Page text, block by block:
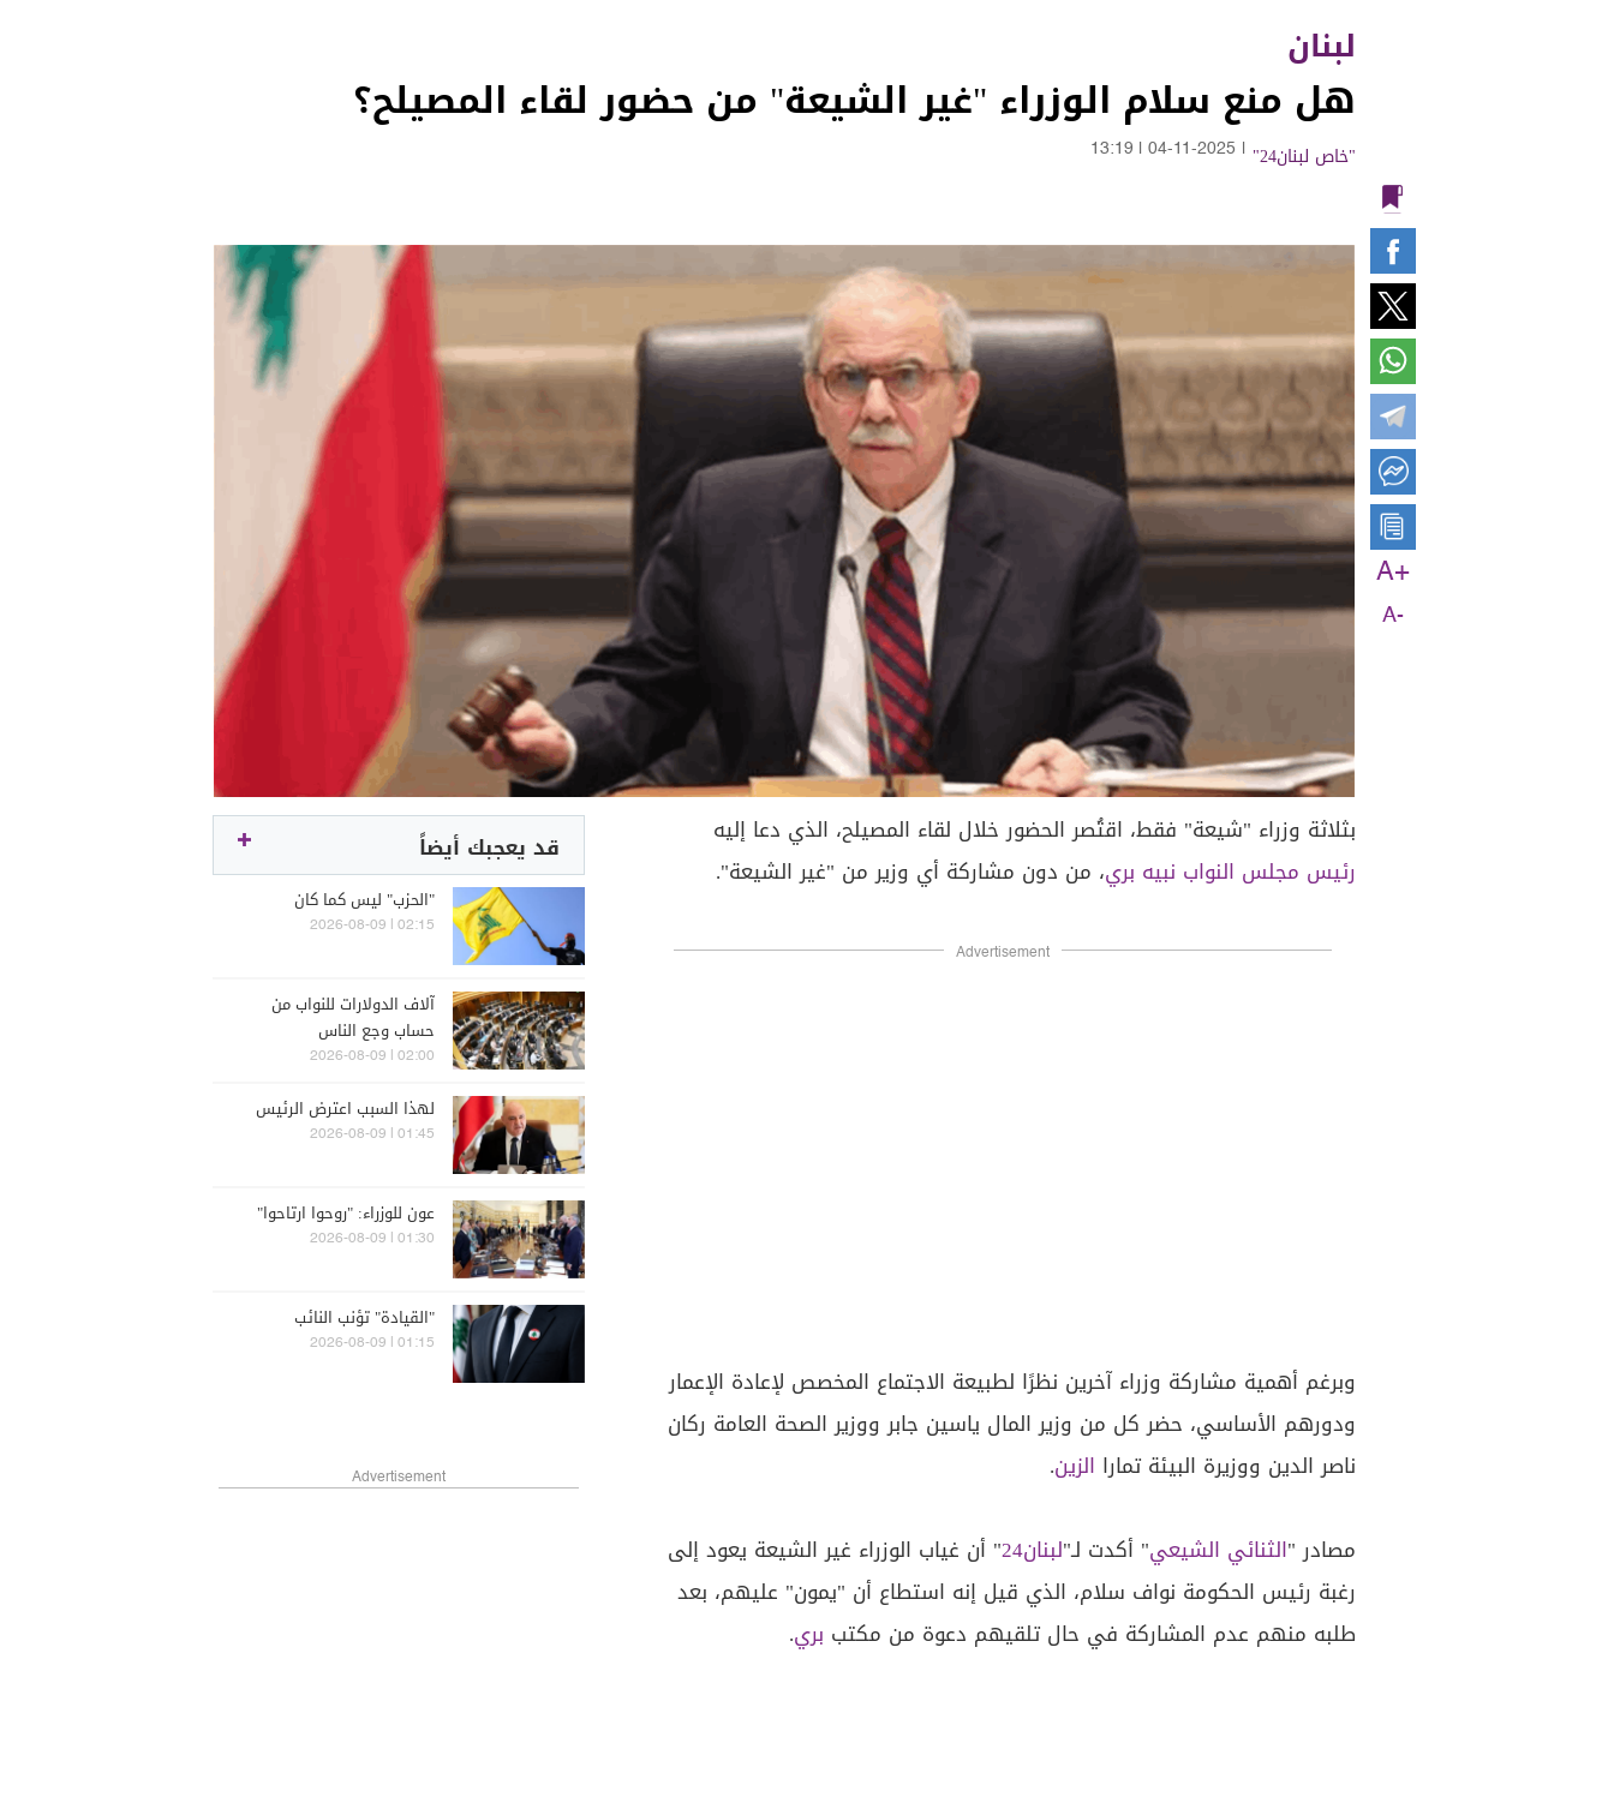
لبنان
هل منع سلام الوزراء "غير الشيعة" من حضور لقاء المصيلح؟
"خاص لبنان24" 04-11-2025
13:19
A+
A-
بثلاثة وزراء "شيعة" فقط، اقتُصر الحضور خلال لقاء المصيلح، الذي دعا إليه
رئيس مجلس النواب نبيه بري، من دون مشاركة أي وزير من "غير الشيعة".
Advertisement
وبرغم أهمية مشاركة وزراء آخرين نظرًا لطبيعة الاجتماع المخصص لإعادة الإعمار
ودورهم الأساسي، حضر كل من وزير المال ياسين جابر ووزير الصحة العامة ركان
ناصر الدين ووزيرة البيئة تمارا الزين.
مصادر "الثنائي الشيعي" أكدت لـ"لبنان24
" أن غياب الوزراء غير الشيعة يعود إلى
رغبة رئيس الحكومة نواف سلام، الذي قيل إنه استطاع أن "يمون" عليهم، بعد
طلبه منهم عدم المشاركة في حال تلقيهم دعوة من مكتب بري.
قد يعجبك أيضاً
"الحزب" ليس كما كان
02:15 | 2026-08-09
آلاف الدولارات للنواب من
حساب وجع الناس
02:00 | 2026-08-09
لهذا السبب اعترض الرئيس
01:45 | 2026-08-09
عون للوزراء: "روحوا ارتاحوا"
01:30 | 2026-08-09
"القيادة" تؤنب النائب
01:15 | 2026-08-09
Advertisement